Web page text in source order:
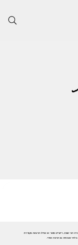
הכי טובה, ריטריט מואר או אפילו הרצאה מעוררת
בלתי נשכחת גם הרבה אחרי.